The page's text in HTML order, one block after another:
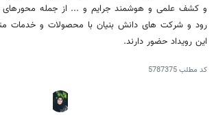
و کشف علمی و هوشمند جرایم و ... از جمله محورهای
رود و شرکت های دانش بنیان با محصولات و خدمات
این رویداد حضور دارند.
کد مطلب5787375